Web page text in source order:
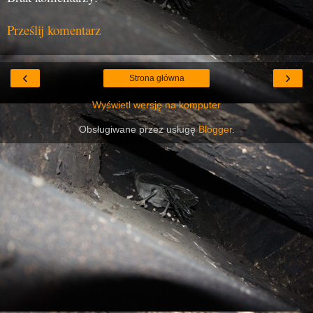
Prześlij komentarz
‹ ›
Strona główna
Wyświetl wersję na komputer
Obsługiwane przez usługęBlogger.